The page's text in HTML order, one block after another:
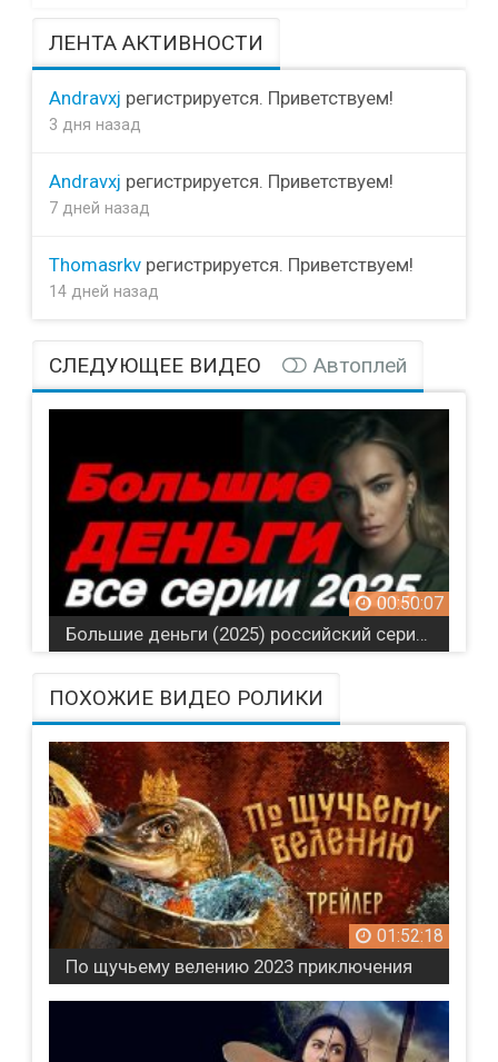
ЛЕНТА АКТИВНОСТИ
Andravxj регистрируется. Приветствуем!
3 дня назад
Andravxj регистрируется. Приветствуем!
7 дней назад
Thomasrkvрегистрируется. Приветствуем!
14 дней назад
СЛЕДУЮЩЕЕ ВИДЕО Автоплей
00:50:07
ПОХОЖИЕ ВИДЕО РОЛИКИ
01:52:18
По щучьему велению 2023 приключения